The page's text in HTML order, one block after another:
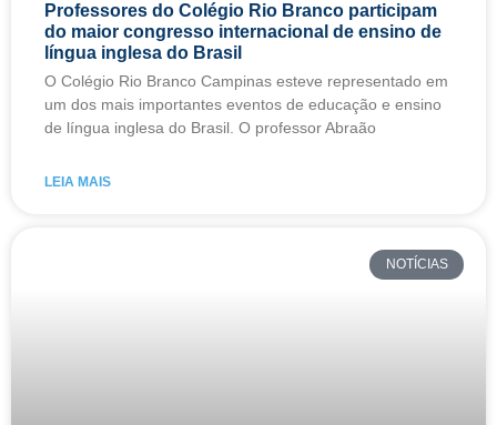
Professores do Colégio Rio Branco participam
do maior congresso internacional de ensino de
língua inglesa do Brasil
O Colégio Rio Branco Campinas esteve representado em
um dos mais importantes eventos de educação e ensino
de língua inglesa do Brasil. O professor Abraão
LEIA MAIS
NOTÍCIAS